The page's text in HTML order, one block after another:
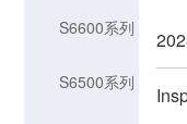
交换机
S6600系列
交换机
S6500系列